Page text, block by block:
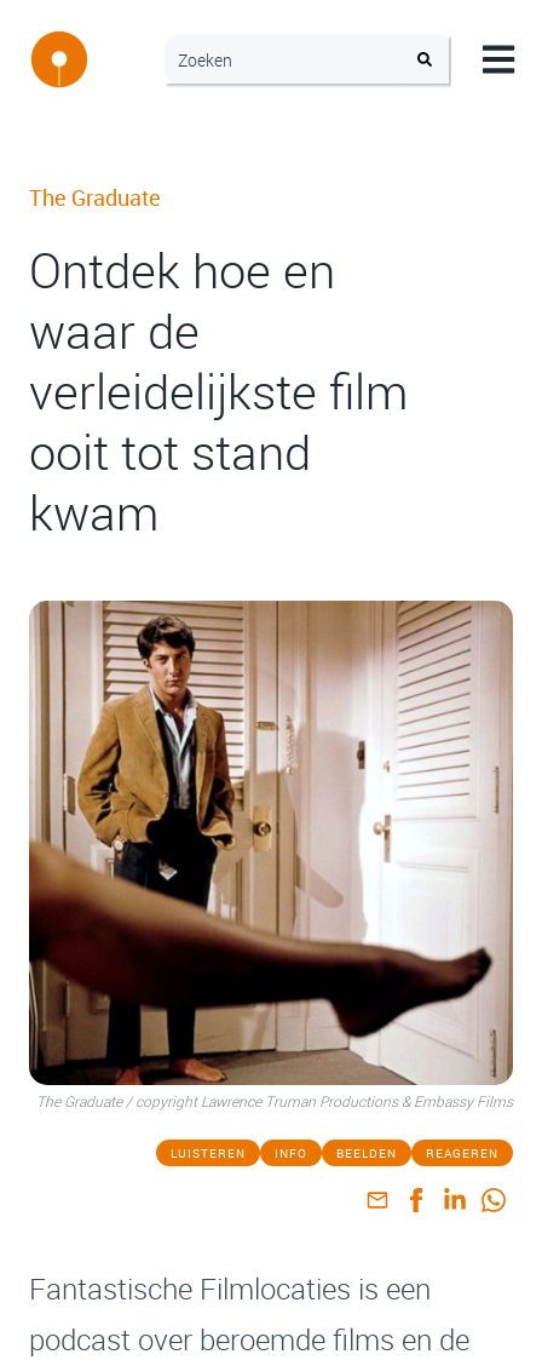
The Graduate / copyright Lawrence Truman Productions & Embassy Films
The Graduate
Ontdek hoe en
waar de
verleidelijkste film
ooit tot stand
kwam
LUISTEREN INFO BEELDEN REAGEREN
Fantastische Filmlocaties is een
podcast over beroemde films en de